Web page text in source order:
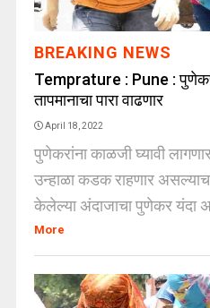
BREAKING NEWS
Temprature : Pune :
तापमानाचा पारा वाढणार
April 18, 2022
पुणेकरांना काळजी घ्यावी लागणार
उन्हाळा कडक राहणार
केलेल्या अंदाजाचा पुणेकर यंदा
More